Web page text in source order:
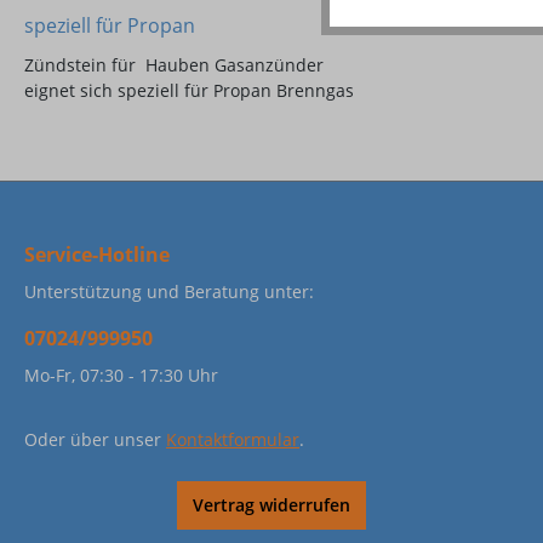
speziell für Propan
Zündstein für Hauben Gasanzünder
eignet sich speziell für Propan Brenngas
Service-Hotline
Unterstützung und Beratung unter:
07024/999950
Mo-Fr, 07:30 - 17:30 Uhr
Oder über unser Kontaktformular.
Vertrag widerrufen